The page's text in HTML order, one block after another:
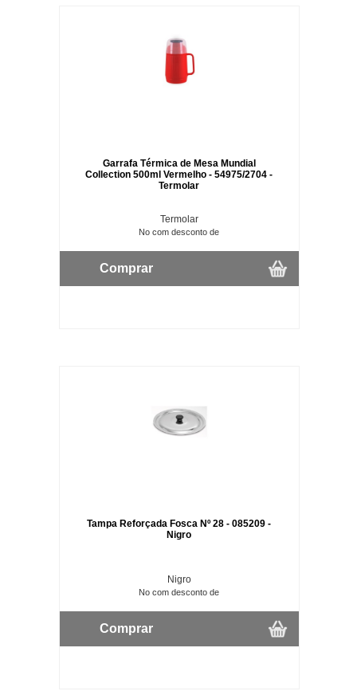
Garrafa Térmica de Mesa Mundial
Collection 500ml Vermelho - 54975/2704 -
Termolar
Termolar
No com desconto de
Comprar
Tampa Reforçada Fosca Nº 28 - 085209 -
Nigro
Nigro
No com desconto de
Comprar